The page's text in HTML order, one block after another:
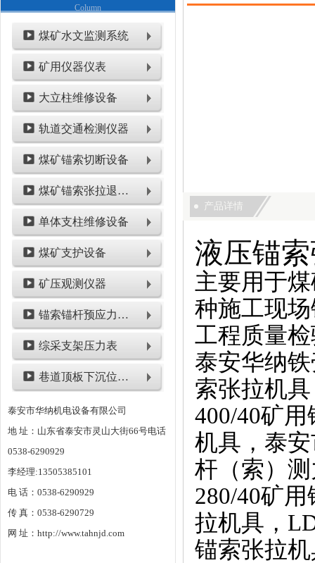
Column
煤矿水文监测系统
矿用仪器仪表
大立柱维修设备
轨道交通检测仪器
煤矿锚索切断设备
煤矿锚索张拉退锚设备
单体支柱维修设备
煤矿支护设备
矿压观测仪器
锚索锚杆预应力检测设备
综采支架压力表
巷道顶板下沉位移类仪表
泰安市华纳机电设备有限公司
地 址：山东省泰安市灵山大街66号电话
0538-6290929
李经理:13505385101
电 话：0538-6290929
传 真：0538-6290729
网 址：http://www.tahnjd.com
产品详情
液压锚
主要用于
种施工现
工程质量
泰安华纳
索张拉机
400/40矿
机具，泰
杆（索）
280/40矿
拉机具，
锚索张拉